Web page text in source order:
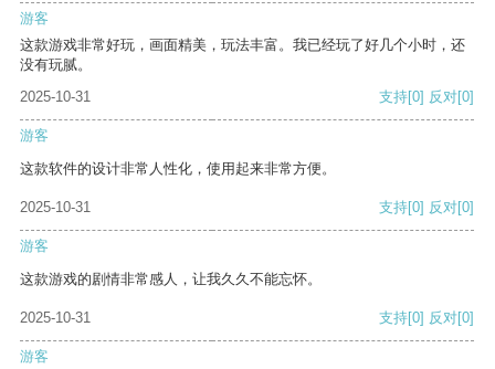
游客
这款游戏非常好玩，画面精美，玩法丰富。我已经玩了好几个小时，还
没有玩腻。
2025-10-31
支持[0] 反对[0]
游客
这款软件的设计非常人性化，使用起来非常方便。
2025-10-31 支持[0] 反对[0]
游客
这款游戏的剧情非常感人，让我久久不能忘怀。
2025-10-31 支持[0] 反对[0]
游客